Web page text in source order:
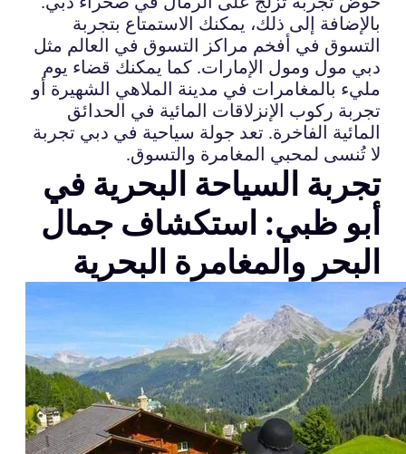
بالإضافة إلى ذلك، يمكنك الاستمتاع بتجربة
التسوق في أفخم مراكز التسوق في العالم مثل
دبي مول ومول الإمارات. كما يمكنك قضاء يوم
مليء بالمغامرات في مدينة الملاهي الشهيرة أو
تجربة ركوب الإنزلاقات المائية في الحدائق
المائية الفاخرة. تعد جولة سياحية في دبي تجربة
لا تُنسى لمحبي المغامرة والتسوق.
تجربة السياحة البحرية في
أبو ظبي: استكشاف جمال
البحر والمغامرة البحرية